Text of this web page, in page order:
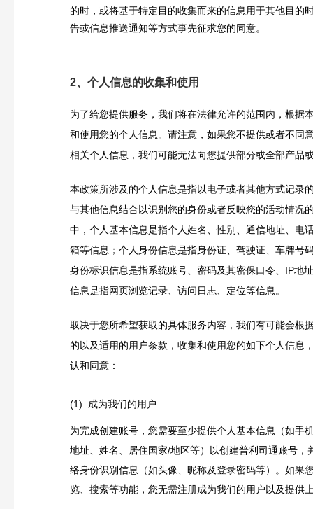
的时，或将基于特定目的收集而来的信息用于其他目的
告或信息推送通知等方式事先征求您的同意。
2、个人信息的收集和使用
为了给您提供服务，我们将在法律允许的范围内，根据
和使用您的个人信息。请注意，如果您不提供或者不同
相关个人信息，我们可能无法向您提供部分或全部产品
本政策所涉及的个人信息是指以电子或者其他方式记录
与其他信息结合以识别您的身份或者反映您的活动情况
中，个人基本信息是指个人姓名、性别、通信地址、电
箱等信息；个人身份信息是指身份证、驾驶证、车牌号
身份标识信息是指系统账号、密码及其密保口令、IP地
信息是指网页浏览记录、访问日志、定位等信息。
取决于您所希望获取的具体服务内容，我们有可能会根
的以及适用的用户条款，收集和使用您的如下个人信息
认和同意：
(1). 成为我们的用户
为完成创建账号，您需要至少提供个人基本信息（如手
地址、姓名、居住国家/地区等）以创建普利司通账号，
络身份识别信息（如头像、昵称及登录密码等）。如果
览、搜索等功能，您无需注册成为我们的用户以及提供